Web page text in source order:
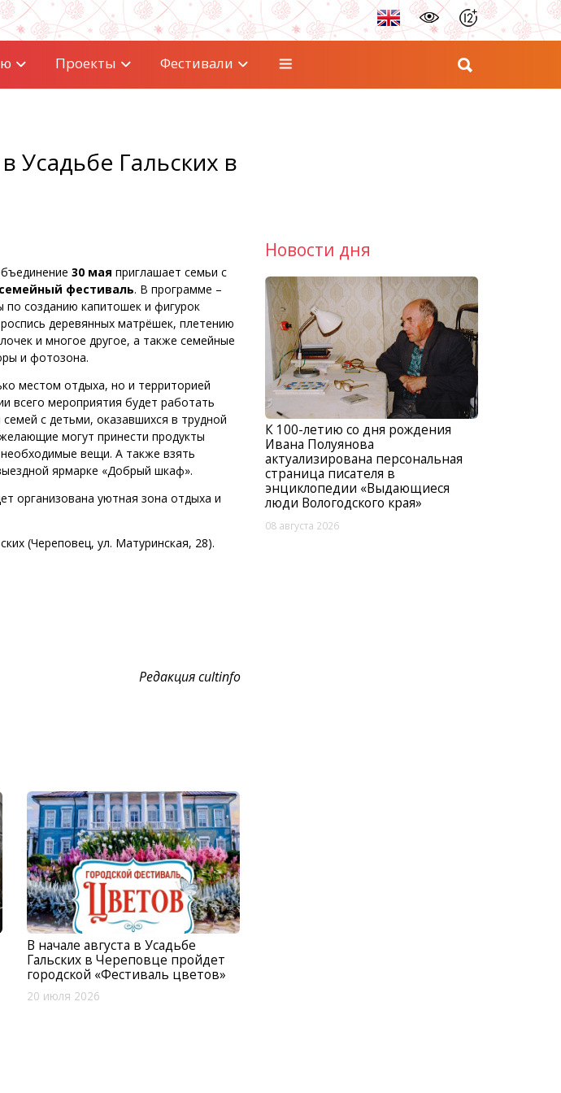
Проекты Фестивали
Усадьбе Гальских в
30 мая приглашает семьи с
семейный фестиваль. В программе –
по созданию капитошек и фигурок
деревянных матрёшек, плетению
и многое другое, а также семейные
и фотозона.
местом отдыха, но и территорией
всего мероприятия будет работать
с детьми, оказавшихся в трудной
могут принести продукты
вещи. А также взять
ярмарке «Добрый шкаф».
организована уютная зона отдыха и
(Череповец, ул. Матуринская, 28).
Редакция cultinfo
В начале августа в Усадьбе
Гальских в Череповце пройдет
городской «Фестиваль цветов»
20 июля 2026
Новости дня
К 100-летию со дня рождения
Ивана Полуянова
актуализирована персональная
страница писателя в
энциклопедии «Выдающиеся
люди Вологодского края»
08 августа 2026